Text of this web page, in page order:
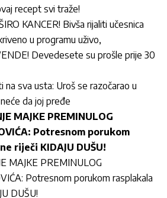
recept svi traže!
KANCER! Bivša rijaliti učesnica
u programu uživo,
Devedesete su prošle prije 30
sva usta: Uroš se razočarao u
da joj pređe
MAJKE PREMINULOG
Potresnom porukom
riječi KIDAJU DUŠU!
MAJKE PREMINULOG
Potresnom porukom rasplakala
DUŠU!